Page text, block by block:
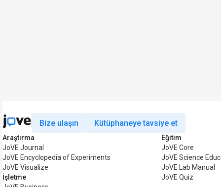
Bize ulaşın Kütüphaneye tavsiye et
Araştırma
JoVE Journal
JoVE Encyclopedia of Experiments
JoVE Visualize
İşletme
Eğitim
JoVE Core
JoVE Science
JoVE Lab Manual
JoVE Quiz